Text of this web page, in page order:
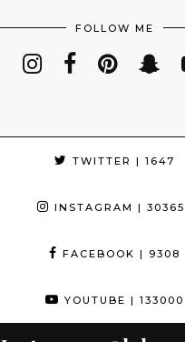
FOLLOW ME
TWITTER | 1647
INSTAGRAM |
FACEBOOK | 9308
YOUTUBE | 133000